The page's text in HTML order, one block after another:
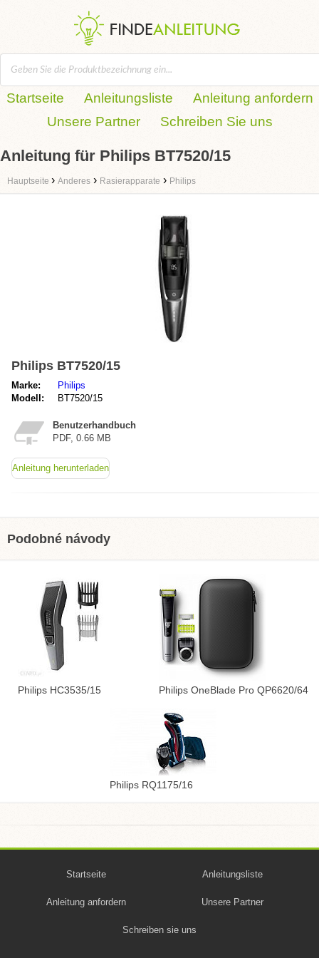
Startseite Anleitungsliste
Anleitung anfordern
Unsere Partner
Schreiben Sie uns
Anleitung für Philips BT7520/15
Hauptseite › Anderes › Rasierapparate › Philips
Philips BT7520/15
Marke:
Philips
Modell:
BT7520/15
Benutzerhandbuch
PDF, 0.66 MB
Anleitung herunterladen
Podobné návody
Philips HC3535/15 Philips OneBlade Pro QP6620/64
Philips RQ1175/16
Startseite Anleitungsliste
Anleitung anfordern Unsere Partner
Schreiben sie uns